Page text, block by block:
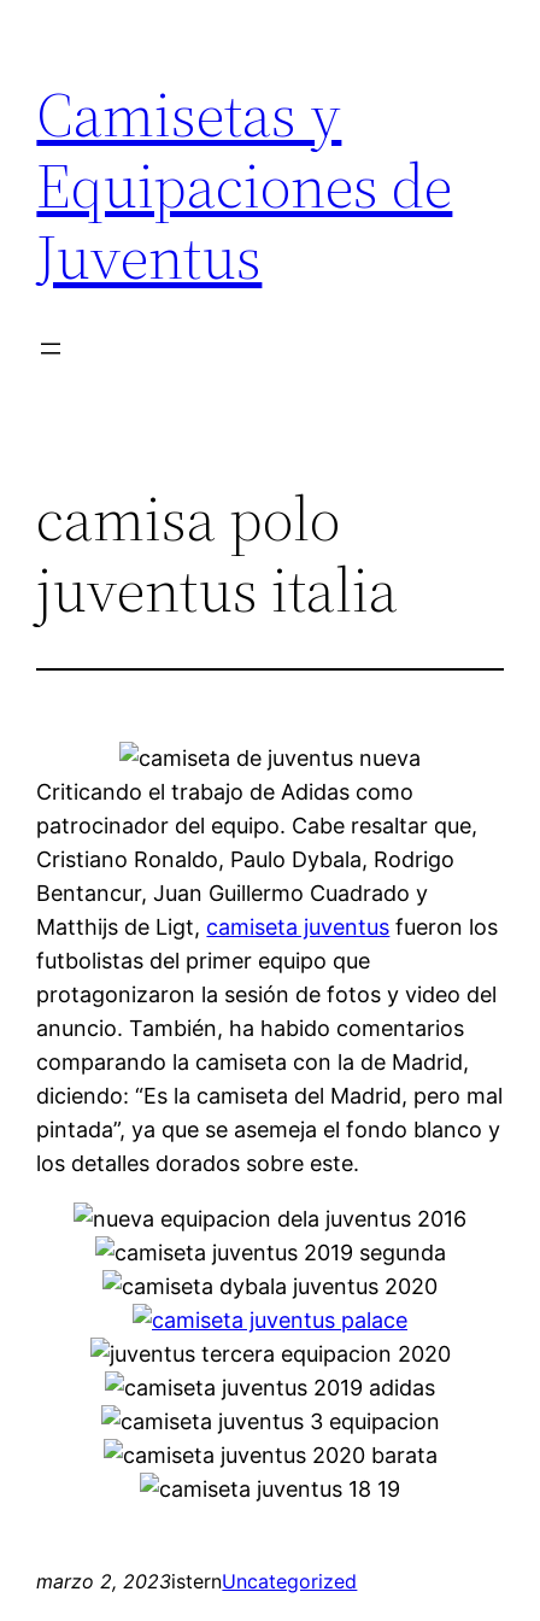
contenido
Camisetas y
Equipaciones de
Juventus
camisa polo
juventus italia
Criticando el trabajo de Adidas como
patrocinador del equipo. Cabe resaltar que,
Cristiano Ronaldo, Paulo Dybala, Rodrigo
Bentancur, Juan Guillermo Cuadrado y
Matthijs de Ligt, camiseta juventus fueron los
futbolistas del primer equipo que
protagonizaron la sesión de fotos y video del
anuncio. También, ha habido comentarios
comparando la camiseta con la de Madrid,
diciendo: “Es la camiseta del Madrid, pero mal
pintada”, ya que se asemeja el fondo blanco y
los detalles dorados sobre este.
marzo 2, 2023isternUncategorized